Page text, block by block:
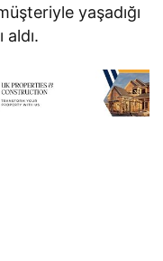
yaşadığı
aldı.